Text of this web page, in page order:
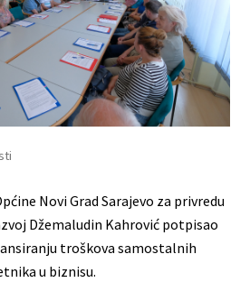
Novi Grad Sarajevo za privredu
Džemaludin Kahrović potpisao
troškova samostalnih
u biznisu.